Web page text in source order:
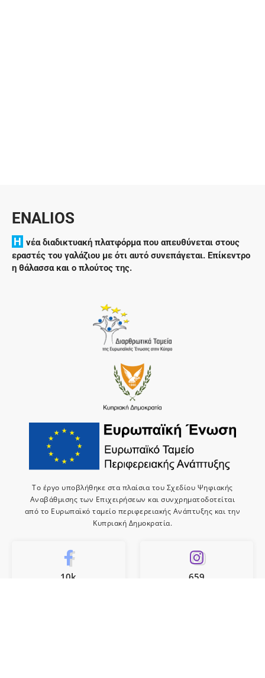
ENALIOS
H νέα διαδικτυακή πλατφόρμα που απευθύνεται στους
εραστές του γαλάζιου με ότι αυτό συνεπάγεται. Επίκεντρο
η θάλασσα και ο πλούτος της.
Το έργο υποβλήθηκε στα πλαίσια του Σχεδίου Ψηφιακής
Αναβάθμισης των Επιχειρήσεων και συνχρηματοδοτείται
από το Ευρωπαϊκό ταμείο περιφερειακής Ανάπτυξης και την
Κυπριακή Δημοκρατία.
10k 659